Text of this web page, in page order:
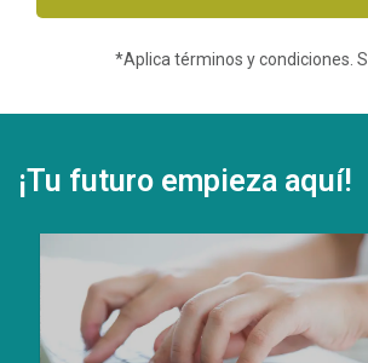
*Aplica términos y condiciones.
¡Tu futuro empieza aquí!